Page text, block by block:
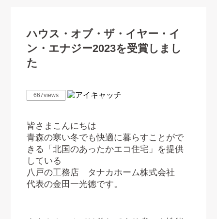
ハウス・オブ・ザ・イヤー・イ
ン・エナジー2023を受賞しまし
た
667views
皆さまこんにちは
青森の寒い冬でも快適に暮らすことがで
きる「北国のあったかエコ住宅」を提供
している
八戸の工務店 タナカホーム株式会社
代表の金田一光徳です。